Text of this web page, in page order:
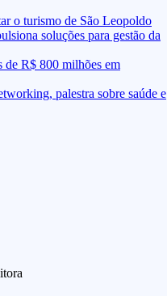
o turismo de São Leopoldo
soluções para gestão da
de R$ 800 milhões em
palestra sobre saúde e